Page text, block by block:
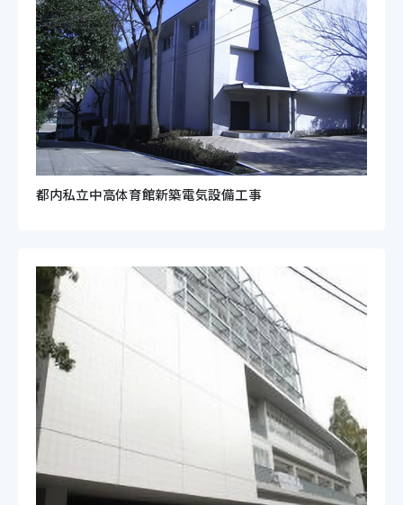
都内私立中高体育館新築電気設備工事